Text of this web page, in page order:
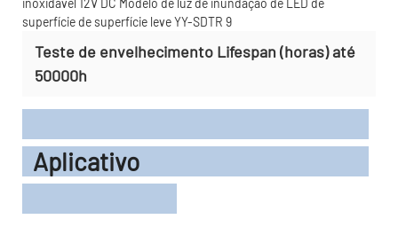
Teste de envelhecimento Lifespan (horas) até
50000h
Aplicativo